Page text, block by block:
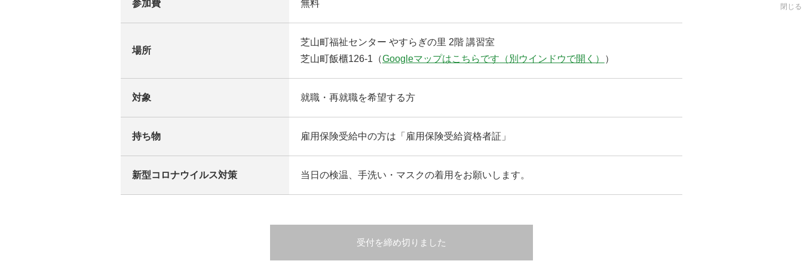
参加費 無料
場所
芝山町福祉センター やすらぎの里 2階 講習室
芝山町飯櫃126-1（Googleマップはこちらです （別ウインドウで開く） ）
対象 就職・再就職を希望する方
持ち物 雇用保険受給中の方は「雇用保険受給資格者証」
新型コロナウイルス対策 当日の検温、手洗い・マスクの着用をお願いします。
受付を締め切りました
閉じる